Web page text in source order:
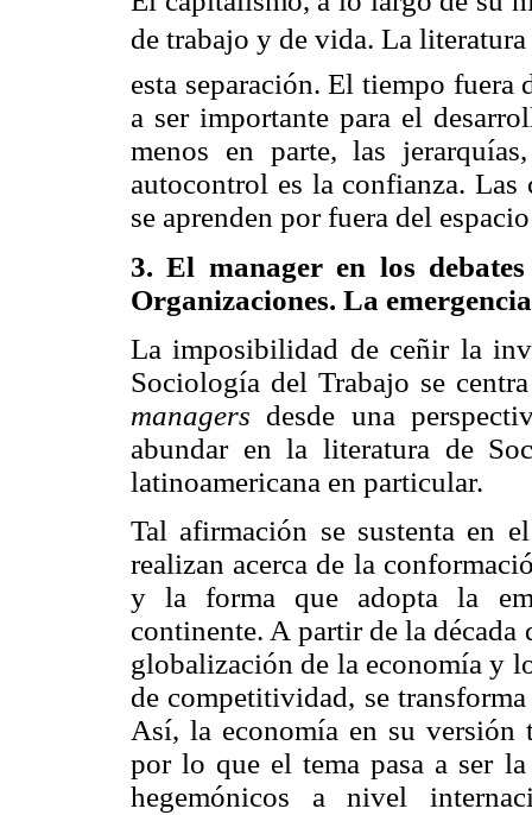
de trabajo y de vida. La
esta separación. El tiempo fuera
a ser importante para el
menos en parte, las
autocontrol es la confianza. Las
se aprenden por fuera del
3. El manager en los
Organizaciones. La
La imposibilidad de ceñir la
Sociología del Trabajo se
managers desde una
abundar en la literatura de
latinoamericana en particular.
Tal afirmación se sustenta en
realizan acerca de la
y la forma que adopta la
continente. A partir de la
globalización de la economía y
de competitividad, se
Así, la economía en su versión
por lo que el tema pasa a ser
hegemónicos a nivel